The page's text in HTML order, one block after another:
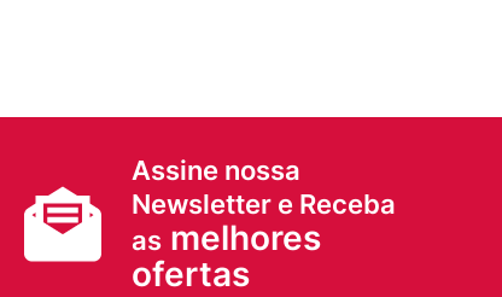
Assine nossa
Newsletter e Receba
as melhores
ofertas